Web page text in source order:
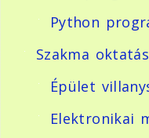
Python
Szakma oktatás
Épület
Elektronikai